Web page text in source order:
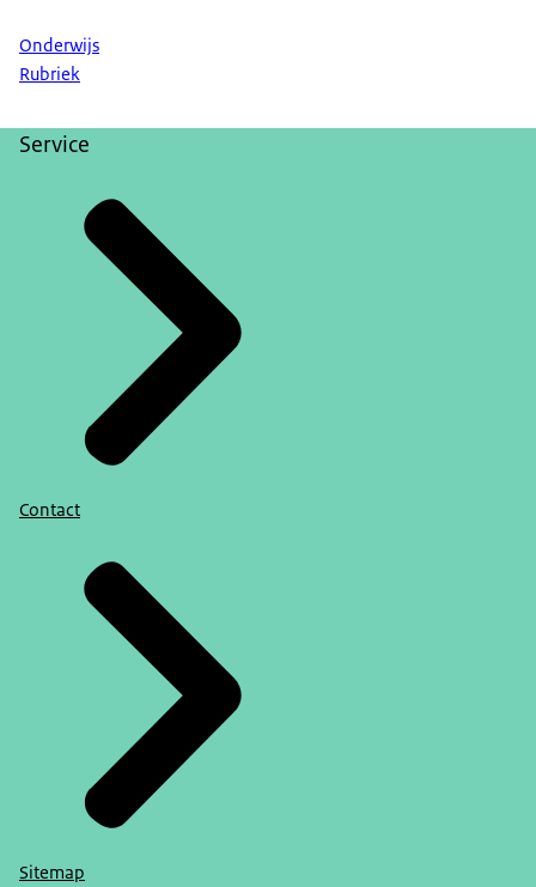
Onderwijs
Rubriek
Service
Contact
Sitemap